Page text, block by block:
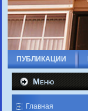
ПУБЛИКАЦИИ
Меню
Главная